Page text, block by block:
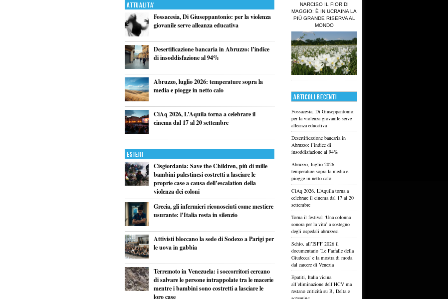
Attualita'
Fossacesia, Di Giuseppantonio: per la violenza
giovanile serve alleanza educativa
Desertificazione bancaria in Abruzzo: l’indice
di insoddisfazione al 94%
Abruzzo, luglio 2026: temperature sopra la
media e piogge in netto calo
CiAq 2026, L’Aquila torna a celebrare il
cinema dal 17 al 20 settembre
Esteri
Cisgiordania: Save the Children, più di mille
bambini palestinesi costretti a lasciare le
proprie case a causa dell’escalation della
violenza dei coloni
Grecia, gli infermieri riconosciuti come mestiere
usurante: l’Italia resta in silenzio
Attivisti bloccano la sede di Sodexo a Parigi per
le uova in gabbia
Terremoto in Venezuela: i soccorritori cercano
di salvare le persone intrappolate tra le macerie
mentre i bambini sono costretti a lasciare le
loro case
NARCISO IL FIOR DI
MAGGIO: È IN UCRAINA LA
PIÙ GRANDE RISERVA AL
MONDO
ARTICOLI RECENTI
Fossacesia, Di Giuseppantonio:
per la violenza giovanile serve
alleanza educativa
Desertificazione bancaria in
Abruzzo: l’indice di
insoddisfazione al 94%
Abruzzo, luglio 2026:
temperature sopra la media e
piogge in netto calo
CiAq 2026, L’Aquila torna a
celebrare il cinema dal 17 al 20
settembre
Torna il festival ‘Una colonna
sonora per la vita’ a sostegno
degli ospedali abruzzesi
Schio, all’ISFF 2026 il
documentario ‘Le Farfalle della
Giudecca’ e la mostra di moda
dal carcere di Venezia
Epatiti, Italia vicina
all’eliminazione dell’HCV ma
restano criticità su B, Delta e